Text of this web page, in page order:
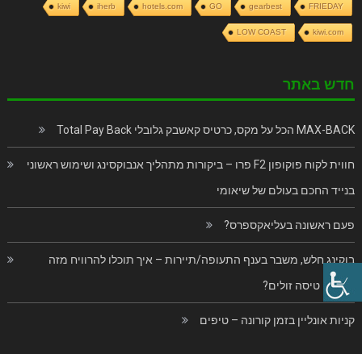
FRIEDAY
gearbest
GO
hotels.com
iherb
kiwi
kiwi.com
LOW COAST
חדש באתר
MAX-BACK הכל על מקס, כרטיס קאשבק גלובלי Total Pay Back
חווית לקוח פוקופון F2 פרו – ביקורות מתהליך אנבוקסינג ושימוש ראשוני
בנייד החכם בעולם של שיאומי
פעם ראשונה בעליאקספרס?
בוקינג חלש, משבר בענף התעופה/תיירות – איך תוכלו להרוויח מזה
כרטיסי טיסה זולים?
קניות אונליין בזמן קורונה – טיפים